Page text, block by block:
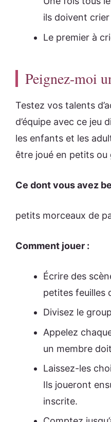
ils doivent
Le premier à
Peignez-moi
Testez vos talents
d’équipe avec ce
les enfants et les
être joué en petits ou
Ce dont vous avez
petits morceaux de
Comment jouer :
Écrire des
petites feuilles
Divisez le
Appelez
un membre
Laissez-les
Ils joueront
inscrite.